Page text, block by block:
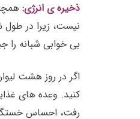
ذخیره ی انرژی:
نیست، زیرا در طول
بی خوابی شبانه را
اگر در روز هشت
کنید. وعده های
رفت، احساس